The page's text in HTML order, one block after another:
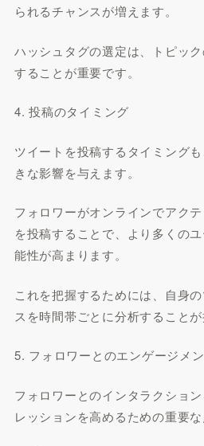
られるチャンスが増えます。
ハッシュタグの選定は、トピッ
することが重要です。
4. 投稿のタイミング
ツイートを投稿するタイミング
きな影響を与えます。
フォロワーがオンラインでアク
を投稿することで、より多くの
能性が高まります。
これを把握するためには、自身
スを時間帯ごとに分析することが
5. フォロワーとのエンゲージメ
フォロワーとのインタラクショ
レッションを高めるための重要な